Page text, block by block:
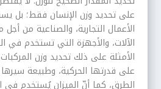
على تحديد وزن الإنسان فقط؛ بل
الأعمال التجارية، والصناعية من
الآلات، والأجهزة التي تستخدم في
الأمثلة على ذلك تحديد وزن
على قدرتها الحركية، وطبيعة
الطرق، كما أنّ الميزان يُستخدم في